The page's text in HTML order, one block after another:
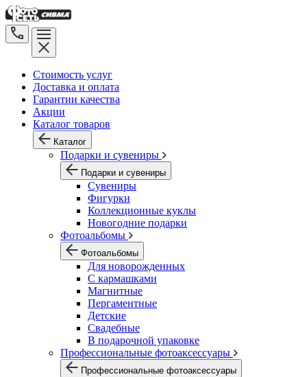
Стоимость услуг
Доставка и оплата
Гарантии качества
Акции
Каталог товаров
Каталог
Подарки и сувениры
Подарки и сувениры
Сувениры
Фигурки
Коллекционные куклы
Новогодние подарки
Фотоальбомы
Фотоальбомы
Для новорожденных
С кармашками
Магнитные
Пергаментные
Детские
Свадебные
В подарочной упаковке
Профессиональные фотоаксессуары
Профессиональные фотоаксессуары